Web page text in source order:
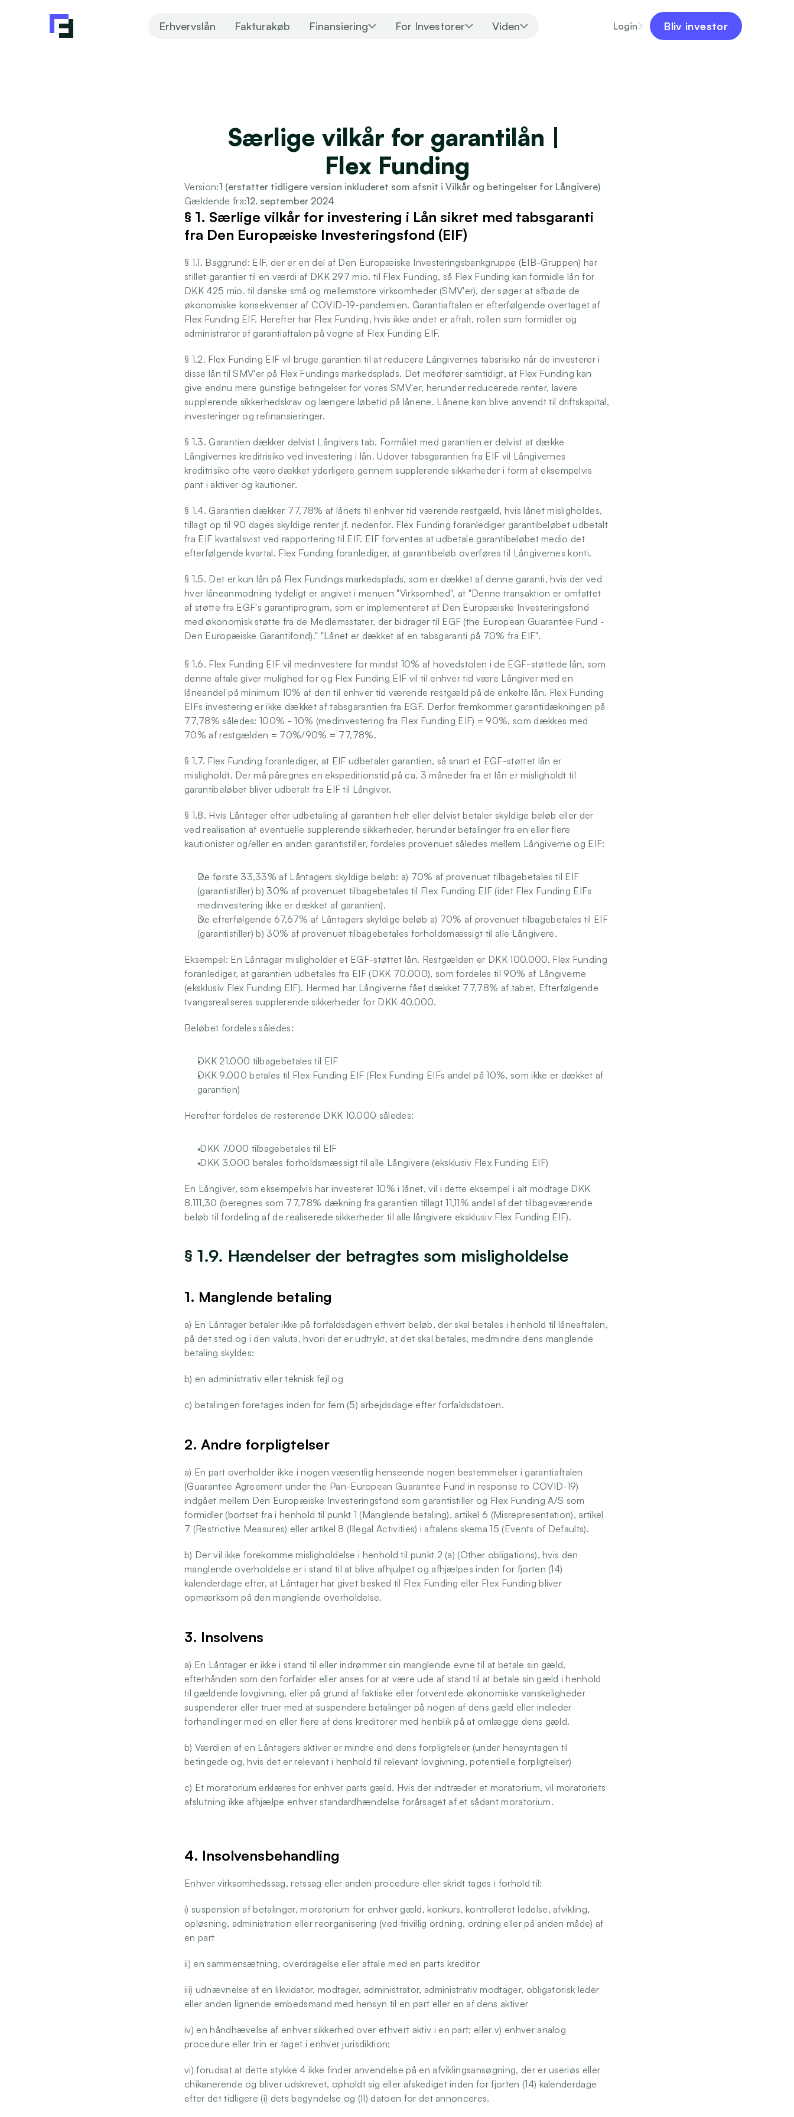
Erhvervslån Fakturakøb Finansiering For Investorer Viden Login Bliv investor
Særlige vilkår for garantilån |
Flex Funding
Version:1 (erstatter tidligere version inkluderet som afsnit i Vilkår og betingelser for Långivere)
Gældende fra:12. september 2024
§ 1. Særlige vilkår for investering i Lån sikret med tabsgaranti
fra Den Europæiske Investeringsfond (EIF)
§ 1.1. Baggrund: EIF, der er en del af Den Europæiske Investeringsbankgruppe (EIB-Gruppen) har
stillet garantier til en værdi af DKK 297 mio. til Flex Funding, så Flex Funding kan formidle lån for
DKK 425 mio. til danske små og mellemstore virksomheder (SMV'er), der søger at afbøde de
økonomiske konsekvenser af COVID-19-pandemien. Garantiaftalen er efterfølgende overtaget af
Flex Funding EIF. Herefter har Flex Funding, hvis ikke andet er aftalt, rollen som formidler og
administrator af garantiaftalen på vegne af Flex Funding EIF.
§ 1.2. Flex Funding EIF vil bruge garantien til at reducere Långivernes tabsrisiko når de investerer i
disse lån til SMV'er på Flex Fundings markedsplads. Det medfører samtidigt, at Flex Funding kan
give endnu mere gunstige betingelser for vores SMV'er, herunder reducerede renter, lavere
supplerende sikkerhedskrav og længere løbetid på lånene. Lånene kan blive anvendt til driftskapital,
investeringer og refinansieringer.
§ 1.3. Garantien dækker delvist Långivers tab. Formålet med garantien er delvist at dække
Långivernes kreditrisiko ved investering i lån. Udover tabsgarantien fra EIF vil Långivernes
kreditrisiko ofte være dækket yderligere gennem supplerende sikkerheder i form af eksempelvis
pant i aktiver og kautioner.
§ 1.4. Garantien dækker 77,78% af lånets til enhver tid værende restgæld, hvis lånet misligholdes,
tillagt op til 90 dages skyldige renter jf. nedenfor. Flex Funding foranlediger garantibeløbet udbetalt
fra EIF kvartalsvist ved rapportering til EIF. EIF forventes at udbetale garantibeløbet medio det
efterfølgende kvartal. Flex Funding foranlediger, at garantibeløb overføres til Långivernes konti.
§ 1.5. Det er kun lån på Flex Fundings markedsplads, som er dækket af denne garanti, hvis der ved
hver låneanmodning tydeligt er angivet i menuen "Virksomhed", at "Denne transaktion er omfattet
af støtte fra EGF's garantiprogram, som er implementeret af Den Europæiske Investeringsfond
med økonomisk støtte fra de Medlemsstater, der bidrager til EGF (the European Guarantee Fund -
Den Europæiske Garantifond)." "Lånet er dækket af en tabsgaranti på 70% fra EIF".
§ 1.6. Flex Funding EIF vil medinvestere for mindst 10% af hovedstolen i de EGF-støttede lån, som
denne aftale giver mulighed for og Flex Funding EIF vil til enhver tid være Långiver med en
låneandel på minimum 10% af den til enhver tid værende restgæld på de enkelte lån. Flex Funding
EIFs investering er ikke dækket af tabsgarantien fra EGF. Derfor fremkommer garantidækningen på
77,78% således: 100% - 10% (medinvestering fra Flex Funding EIF) = 90%, som dækkes med
70% af restgælden = 70%/90% = 77,78%.
§ 1.7. Flex Funding foranlediger, at EIF udbetaler garantien, så snart et EGF-støttet lån er
misligholdt. Der må påregnes en ekspeditionstid på ca. 3 måneder fra et lån er misligholdt til
garantibeløbet bliver udbetalt fra EIF til Långiver.
§ 1.8. Hvis Låntager efter udbetaling af garantien helt eller delvist betaler skyldige beløb eller der
ved realisation af eventuelle supplerende sikkerheder, herunder betalinger fra en eller flere
kautionister og/eller en anden garantistiller, fordeles provenuet således mellem Långiverne og EIF:
De første 33,33% af Låntagers skyldige beløb: a) 70% af provenuet tilbagebetales til EIF
(garantistiller) b) 30% af provenuet tilbagebetales til Flex Funding EIF (idet Flex Funding EIFs
medinvestering ikke er dækket af garantien).
De efterfølgende 67,67% af Låntagers skyldige beløb a) 70% af provenuet tilbagebetales til EIF
(garantistiller) b) 30% af provenuet tilbagebetales forholdsmæssigt til alle Långivere.
Eksempel: En Låntager misligholder et EGF-støttet lån. Restgælden er DKK 100.000. Flex Funding
foranlediger, at garantien udbetales fra EIF (DKK 70.000), som fordeles til 90% af Långiverne
(eksklusiv Flex Funding EIF). Hermed har Långiverne fået dækket 77,78% af tabet. Efterfølgende
tvangsrealiseres supplerende sikkerheder for DKK 40.000.
Beløbet fordeles således:
DKK 21.000 tilbagebetales til EIF
DKK 9.000 betales til Flex Funding EIF (Flex Funding EIFs andel på 10%, som ikke er dækket af
garantien)
Herefter fordeles de resterende DKK 10.000 således:
DKK 7.000 tilbagebetales til EIF
DKK 3.000 betales forholdsmæssigt til alle Långivere (eksklusiv Flex Funding EIF)
En Långiver, som eksempelvis har investeret 10% i lånet, vil i dette eksempel i alt modtage DKK
8.111,30 (beregnes som 77,78% dækning fra garantien tillagt 11,11% andel af det tilbageværende
beløb til fordeling af de realiserede sikkerheder til alle långivere eksklusiv Flex Funding EIF).
§ 1.9. Hændelser der betragtes som misligholdelse
1. Manglende betaling
a) En Låntager betaler ikke på forfaldsdagen ethvert beløb, der skal betales i henhold til låneaftalen,
på det sted og i den valuta, hvori det er udtrykt, at det skal betales, medmindre dens manglende
betaling skyldes:
b) en administrativ eller teknisk fejl og
c) betalingen foretages inden for fem (5) arbejdsdage efter forfaldsdatoen.
2. Andre forpligtelser
a) En part overholder ikke i nogen væsentlig henseende nogen bestemmelser i garantiaftalen
(Guarantee Agreement under the Pan-European Guarantee Fund in response to COVID-19)
indgået mellem Den Europæiske Investeringsfond som garantistiller og Flex Funding A/S som
formidler (bortset fra i henhold til punkt 1 (Manglende betaling), artikel 6 (Misrepresentation), artikel
7 (Restrictive Measures) eller artikel 8 (Illegal Activities) i aftalens skema 15 (Events of Defaults).
b) Der vil ikke forekomme misligholdelse i henhold til punkt 2 (a) (Other obligations), hvis den
manglende overholdelse er i stand til at blive afhjulpet og afhjælpes inden for fjorten (14)
kalenderdage efter, at Låntager har givet besked til Flex Funding eller Flex Funding bliver
opmærksom på den manglende overholdelse.
3. Insolvens
a) En Låntager er ikke i stand til eller indrømmer sin manglende evne til at betale sin gæld,
efterhånden som den forfalder eller anses for at være ude af stand til at betale sin gæld i henhold
til gældende lovgivning, eller på grund af faktiske eller forventede økonomiske vanskeligheder
suspenderer eller truer med at suspendere betalinger på nogen af dens gæld eller indleder
forhandlinger med en eller flere af dens kreditorer med henblik på at omlægge dens gæld.
b) Værdien af en Låntagers aktiver er mindre end dens forpligtelser (under hensyntagen til
betingede og, hvis det er relevant i henhold til relevant lovgivning, potentielle forpligtelser)
c) Et moratorium erklæres for enhver parts gæld. Hvis der indtræder et moratorium, vil moratoriets
afslutning ikke afhjælpe enhver standardhændelse forårsaget af et sådant moratorium.
4. Insolvensbehandling
Enhver virksomhedssag, retssag eller anden procedure eller skridt tages i forhold til:
i) suspension af betalinger, moratorium for enhver gæld, konkurs, kontrolleret ledelse, afvikling,
opløsning, administration eller reorganisering (ved frivillig ordning, ordning eller på anden måde) af
en part
ii) en sammensætning, overdragelse eller aftale med en parts kreditor
iii) udnævnelse af en likvidator, modtager, administrator, administrativ modtager, obligatorisk leder
eller anden lignende embedsmand med hensyn til en part eller en af dens aktiver
iv) en håndhævelse af enhver sikkerhed over ethvert aktiv i en part; eller v) enhver analog
procedure eller trin er taget i enhver jurisdiktion;
vi) forudsat at dette stykke 4 ikke finder anvendelse på en afviklingsansøgning, der er useriøs eller
chikanerende og bliver udskrevet, opholdt sig eller afskediget inden for fjorten (14) kalenderdage
efter det tidligere (i) dets begyndelse og (II) datoen for det annonceres.